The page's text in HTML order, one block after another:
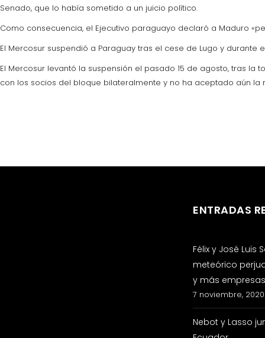
Senado, que lo había sometido a un juicio político.
Como consecuencia, el Ejecutivo paraguayo declaró a Maduro
El Mercosur suspendió a Paraguay tras el cese de Lugo y
El Mercosur levantó la suspensión el pasado 15 de agosto, tras
con los socios del bloque bilateralmente y no ha aceptado aún
ENTRADAS
Félix y José Luis
meteórico
y más
7 noviembre, 2020
Nebot y Lasso